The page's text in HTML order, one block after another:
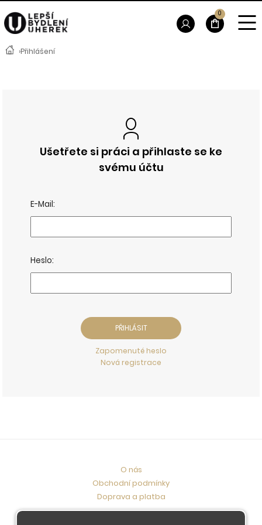
›Přihlášení
Ušetřete si práci a přihlaste se ke
svému účtu
E-Mail:
Heslo:
Zapomenuté heslo
Nová registrace
0
O nás
Obchodní podmínky
Doprava a platba